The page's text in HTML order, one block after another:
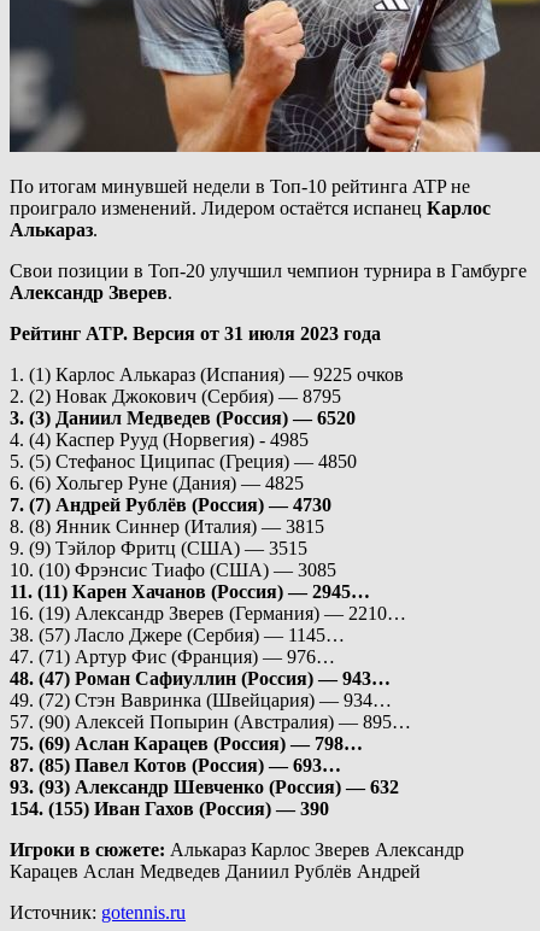
По итогам минувшей недели в Топ-10 рейтинга ATP не
проиграло изменений. Лидером остаётся испанец Карлос
Алькараз.
Свои позиции в Топ-20 улучшил чемпион турнира в Гамбурге
Александр Зверев.
Рейтинг ATP. Версия от 31 июля 2023 года
1. (1) Карлос Алькараз (Испания) — 9225 очков
2. (2) Новак Джокович (Сербия) — 8795
3. (3) Даниил Медведев (Россия) — 6520
4. (4) Каспер Рууд (Норвегия) - 4985
5. (5) Стефанос Циципас (Греция) — 4850
6. (6) Хольгер Руне (Дания) — 4825
7. (7) Андрей Рублёв (Россия) — 4730
8. (8) Янник Синнер (Италия) — 3815
9. (9) Тэйлор Фритц (США) — 3515
10. (10) Фрэнсис Тиафо (США) — 3085
11. (11) Карен Хачанов (Россия) — 2945…
16. (19) Александр Зверев (Германия) — 2210…
38. (57) Ласло Джере (Сербия) — 1145…
47. (71) Артур Фис (Франция) — 976…
48. (47) Роман Сафиуллин (Россия) — 943…
49. (72) Стэн Вавринка (Швейцария) — 934…
57. (90) Алексей Попырин (Австралия) — 895…
75. (69) Аслан Карацев (Россия) — 798…
87. (85) Павел Котов (Россия) — 693…
93. (93) Александр Шевченко (Россия) — 632
154. (155) Иван Гахов (Россия) — 390
Игроки в сюжете: Алькараз Карлос Зверев Александр
Карацев Аслан Медведев Даниил Рублёв Андрей
Источник: gotennis.ru